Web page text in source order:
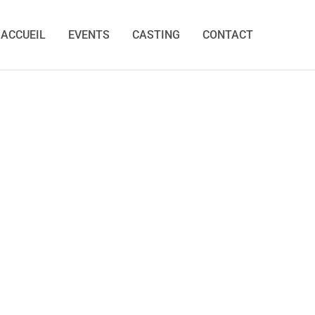
ACCUEIL EVENTS CASTING CONTACT